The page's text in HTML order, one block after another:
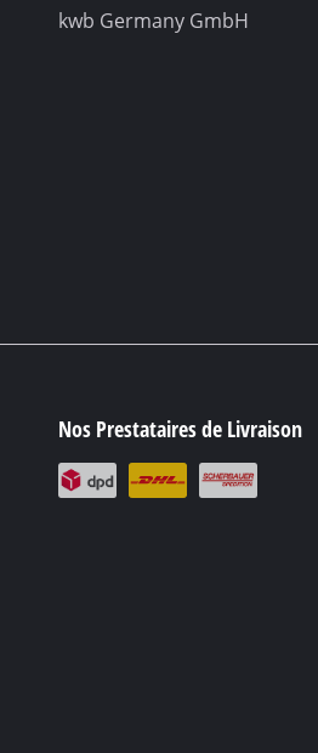
kwb Germany GmbH
Nos Prestataires de Livraison